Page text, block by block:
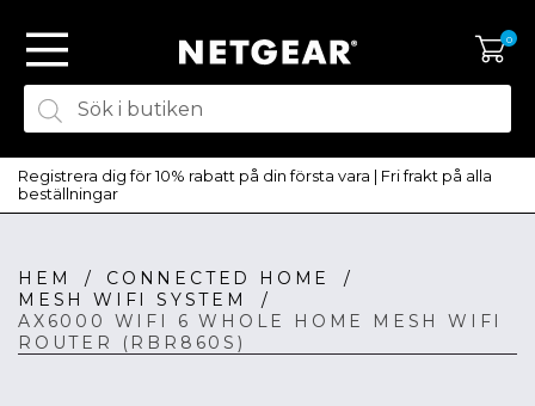
SKAPA KONTO
LOGGA IN
0
Registrera dig för 10% rabatt på din första vara | Fri frakt på alla
beställningar
HEM / CONNECTED HOME
/
MESH WIFI SYSTEM
/
AX6000 WIFI 6 WHOLE HOME MESH WIFI
ROUTER (RBR860S)